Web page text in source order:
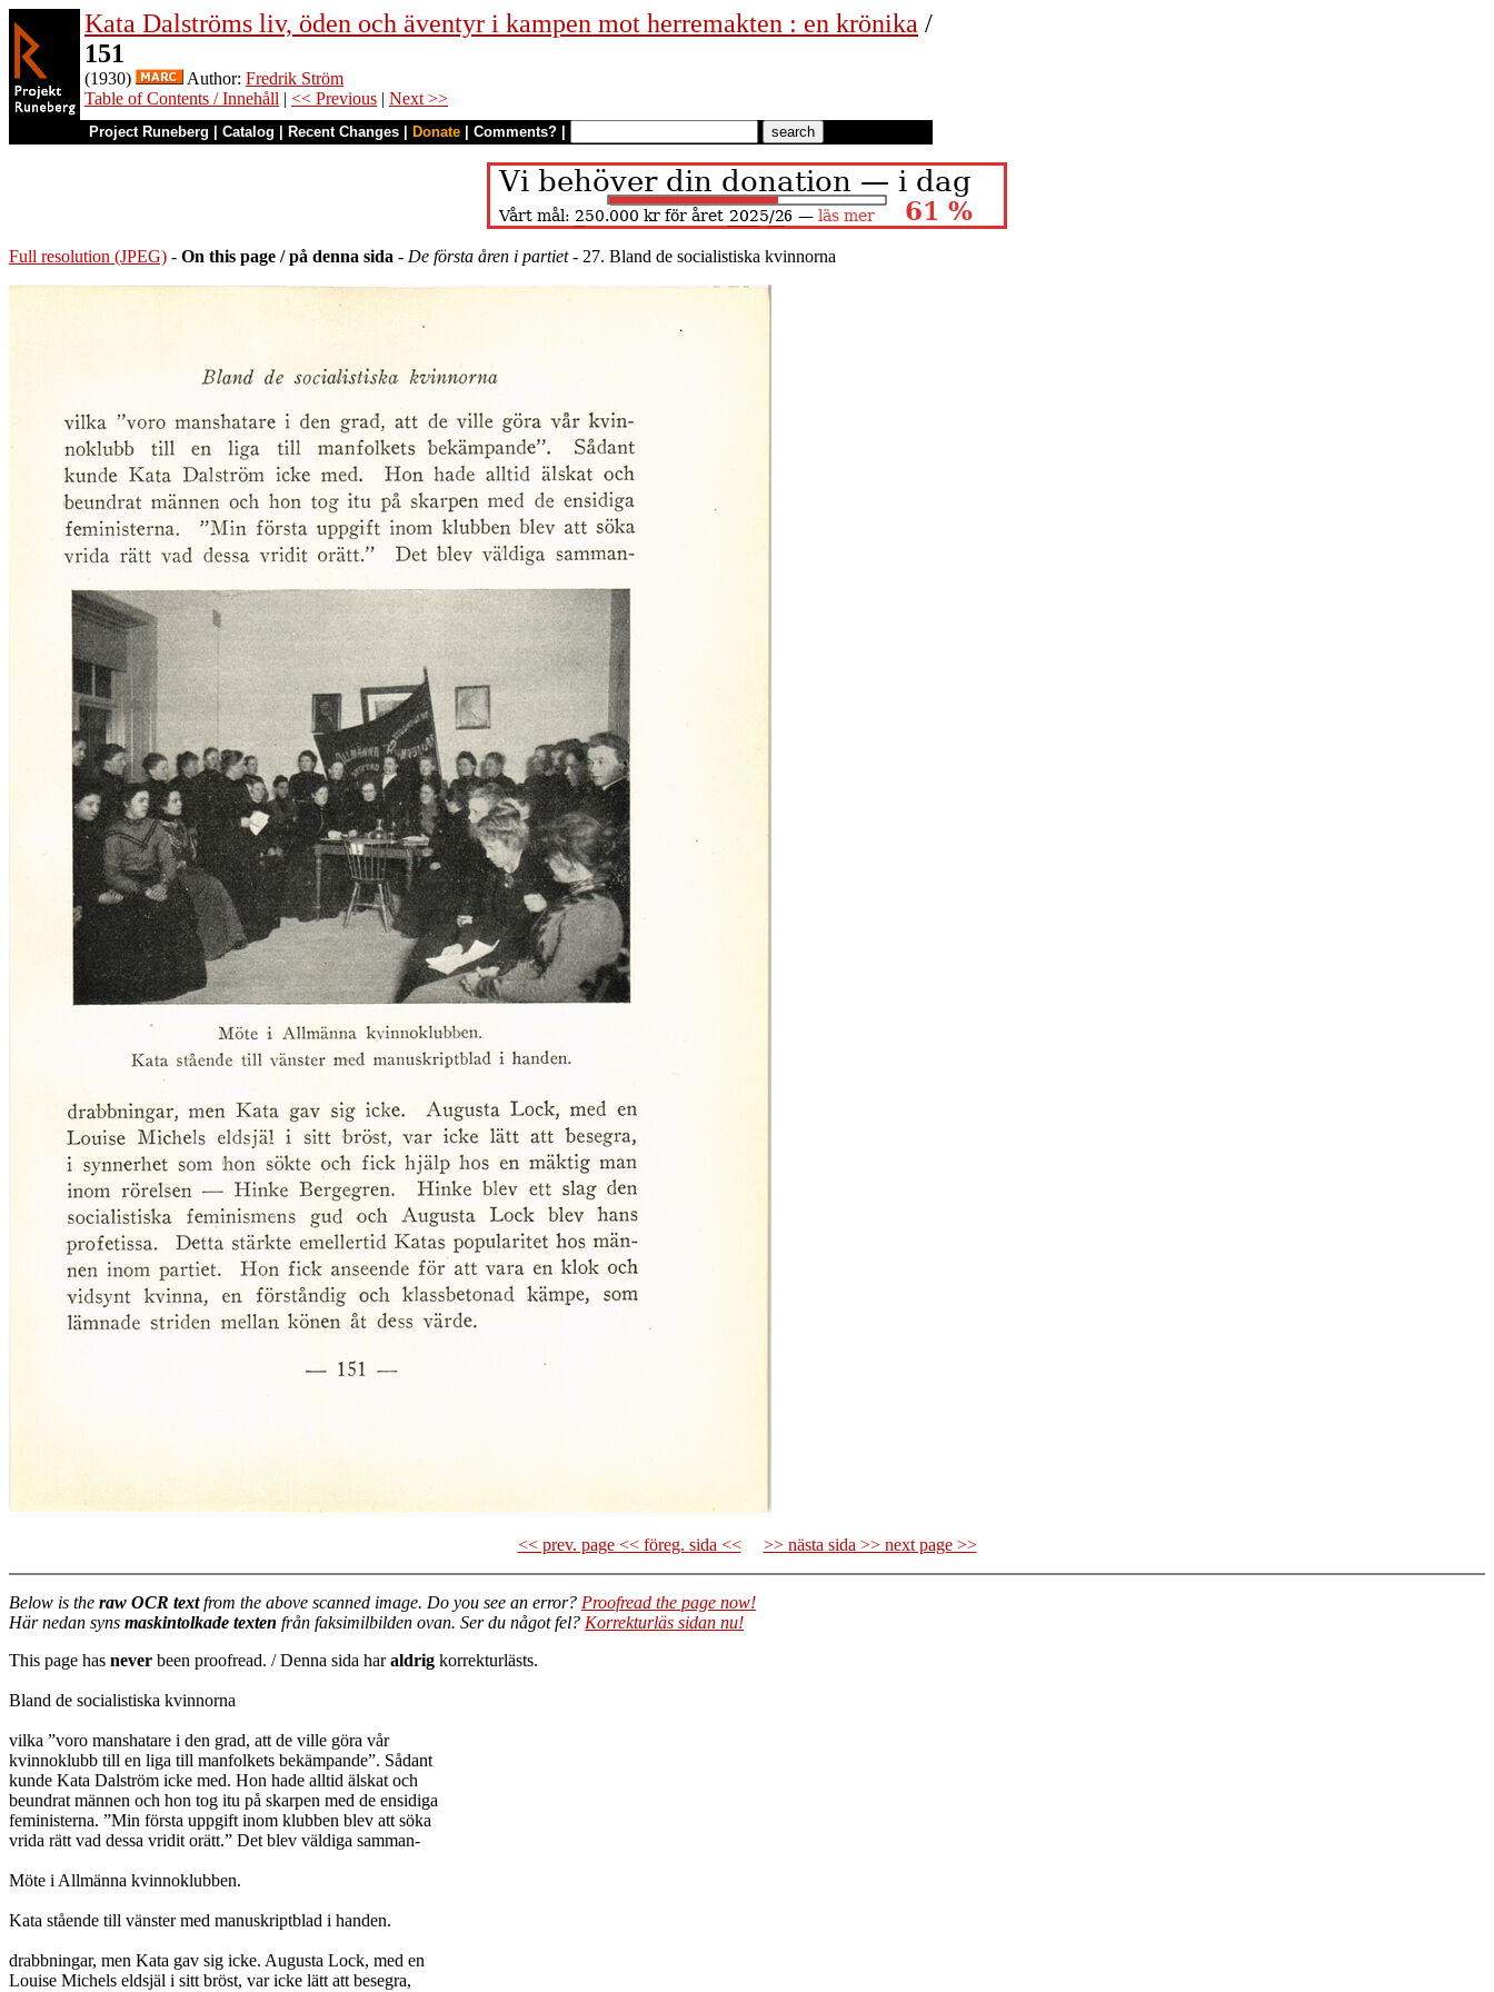
Kata Dalströms liv, öden och äventyr i kampen mot herremakten : en krönika /
151
(1930) Author: Fredrik Ström
Table of Contents / Innehåll | << Previous | Next >>
Project Runeberg Catalog Recent Changes Donate Comments?
Full resolution (JPEG) - On this page / på denna sida - De första åren i partiet- 27. Bland de socialistiska kvinnorna
<< prev. page << föreg. sida << >> nästa sida >> next page >>
Below is the raw OCR textfrom the above scanned image. Do you see an error? Proofread the page now!
Här nedan syns maskintolkade texten från faksimilbilden ovan. Ser du något fel? Korrekturläs sidan nu!
This page has never been proofread. / Denna sida haraldrig korrekturlästs.
Bland de socialistiska kvinnorna
vilka ”voro manshatare i den grad, att de ville göra vår
kvinnoklubb till en liga till manfolkets bekämpande”. Sådant
kunde Kata Dalström icke med. Hon hade alltid älskat och
beundrat männen och hon tog itu på skarpen med de ensidiga
feministerna. ”Min första uppgift inom klubben blev att söka
vrida rätt vad dessa vridit orätt.” Det blev väldiga samman-
Möte i Allmänna kvinnoklubben.
Kata stående till vänster med manuskriptblad i handen.
drabbningar, men Kata gav sig icke. Augusta Lock, med en
Louise Michels eldsjäl i sitt bröst, var icke lätt att besegra,